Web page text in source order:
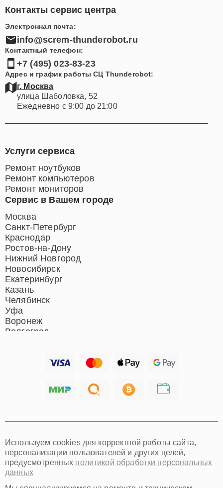
Контакты сервис центра
Электронная почта:
info@screm-thunderobot.ru
Контактный телефон:
+7 (495) 023-83-23
Адрес и график работы СЦ Thunderobot:
г. Москва
улица Шаболовка, 52
Ежедневно с 9:00 до 21:00
Сервис в Вашем городе
Москва
Санкт-Петербург
Краснодар
Ростов-на-Дону
Нижний Новгород
Новосибирск
Екатеринбург
Казань
Челябинск
Уфа
Воронеж
Волгоград
Хабаровск
Омск
Красноярск
Пермь
Ульяновск
Услуги сервиса
Ремонт ноутбуков
Ремонт компьютеров
Ремонт мониторов
Используем cookies для корректной работы сайта,
персонализации пользователей и других целей,
предусмотренных политикой обработки персональных
данных